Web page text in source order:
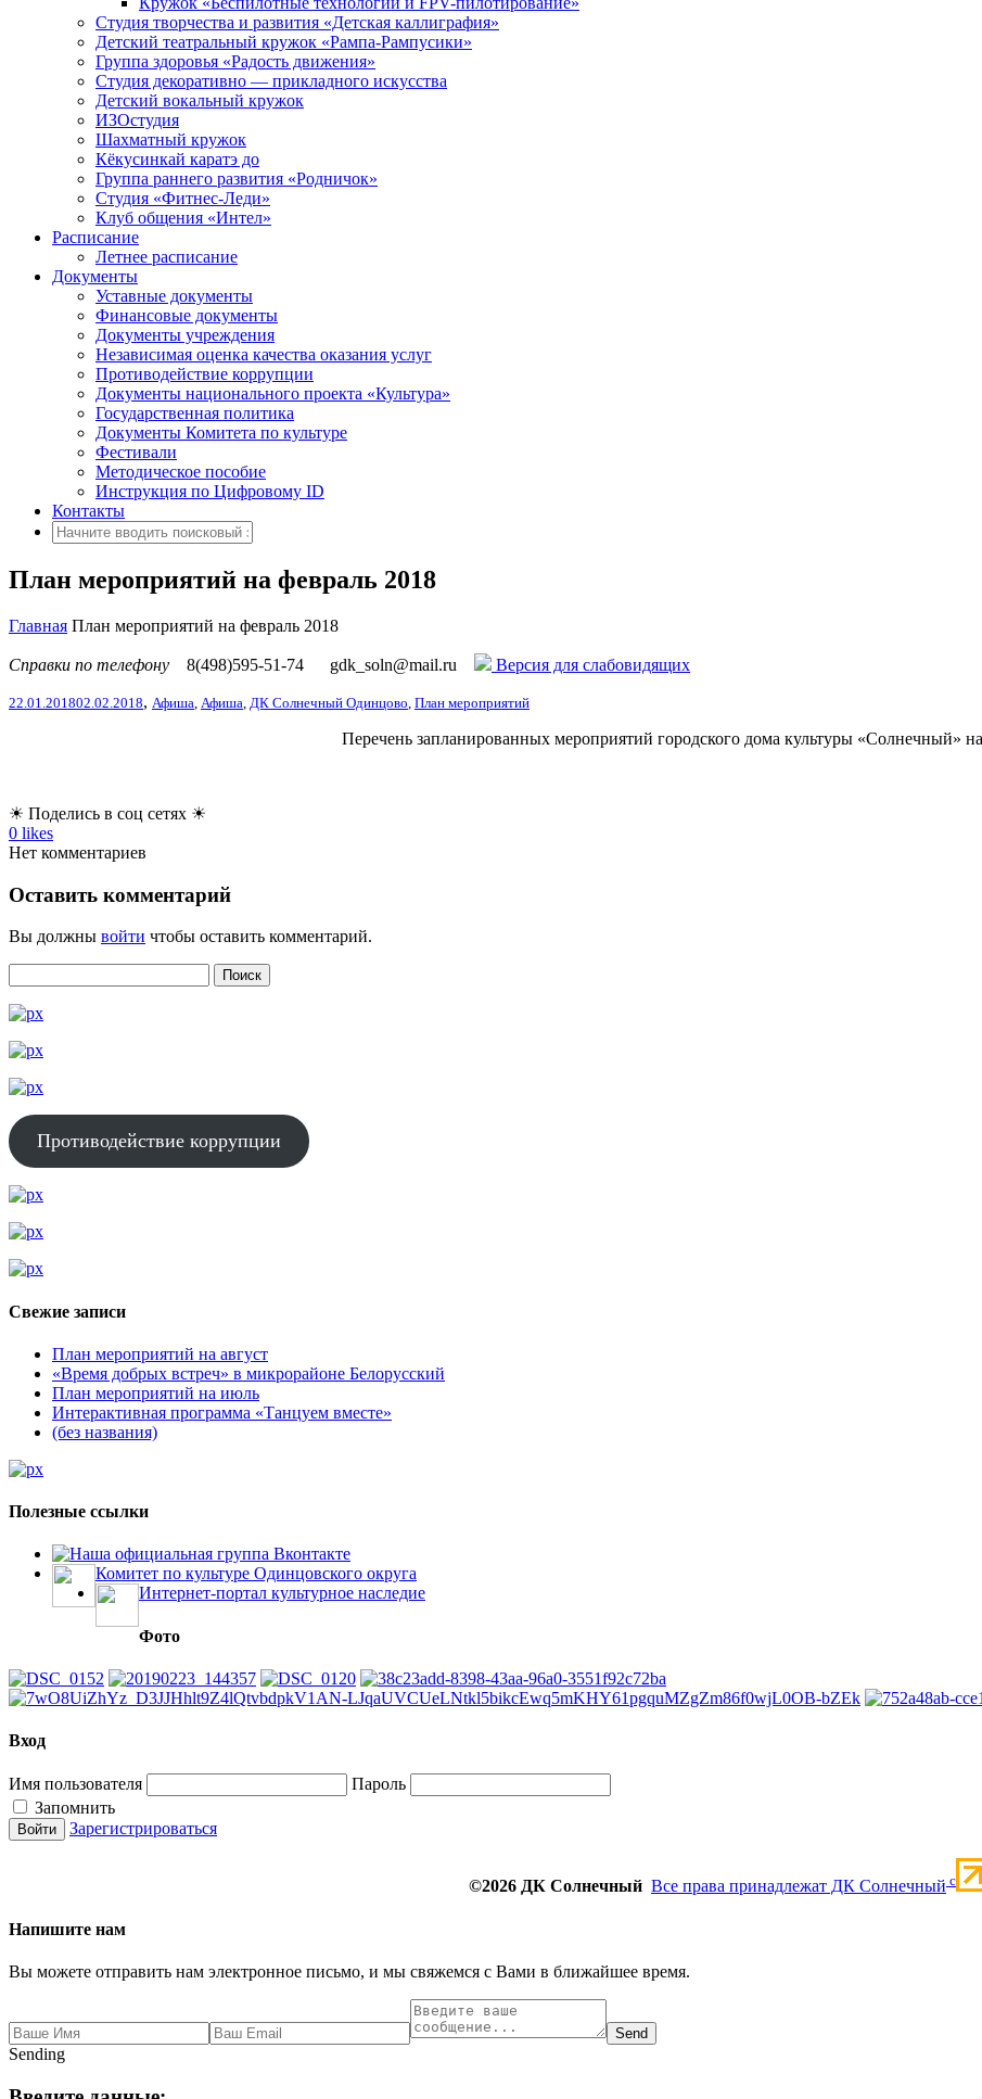
Студия творчества и развития «Детская каллиграфия»
Детский театральный кружок «Рампа-Рампусики»
Группа здоровья «Радость движения»
Студия декоративно — прикладного искусства
Детский вокальный кружок
ИЗОстудия
Шахматный кружок
Кёкусинкай каратэ до
Группа раннего развития «Родничок»
Cтудия «Фитнес-Леди»
Клуб общения «Интел»
Расписание
Летнее расписание
Документы
Уставные документы
Финансовые документы
Документы учреждения
Независимая оценка качества оказания услуг
Противодействие коррупции
Документы национального проекта «Культура»
Государственная политика
Документы Комитета по культуре
Фестивали
Методическое пособие
Инструкция по Цифровому ID
Контакты
План мероприятий на февраль 2018
Главная План мероприятий на февраль 2018
Справки по телефону 8(498)595-51-74 gdk_soln@mail.ru Версия для слабовидящих
22.01.201802.02.2018, Афиша Афиша ДК Солнечный Одинцово План мероприятий
Перечень запланированных мероприятий городского дома культуры «Солнечный»
☀ Поделись в соц сетях ☀
0 likes
Нет комментариев
Оставить комментарий
Вы должны войти чтобы оставить комментарий.
Противодействие коррупции
Свежие записи
План мероприятий на август
«Время добрых встреч» в микрорайоне Белорусский
План мероприятий на июль
Интерактивная программа «Танцуем вместе»
(без названия)
Полезные ссылки
Наша официальная группа Вконтакте
Комитет по культуре Одинцовского округа
Интернет-портал культурное наследие
Фото
Вход
Имя пользователя
Пароль
Запомнить
Зарегистрироваться
©2026 ДК Солнечный Все права принадлежат ДК Солнечный c
Напишите нам
Вы можете отправить нам электронное письмо, и мы свяжемся с Вами в ближайшее время.
Send
Sending